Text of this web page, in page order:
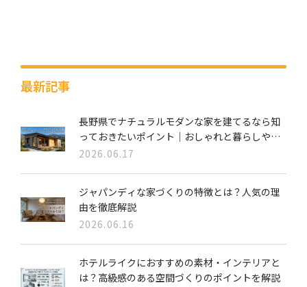
最新記事
長野県でナチュラルモダンな家を建てるなら知
っておきたいポイント｜おしゃれと暮らしやす
さを両立する家づくり
2026.06.17
ジャパンディな家づくりの特徴とは？人気の理
由を徹底解説
2026.06.16
ホテルライクにおすすめの素材・インテリアと
は？高級感のある空間づくりのポイントを解説